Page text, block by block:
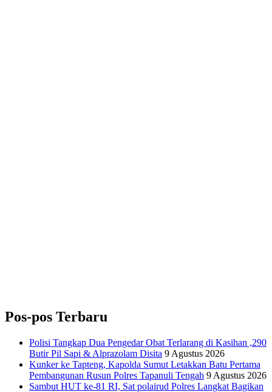
Pos-pos Terbaru
Polisi Tangkap Dua Pengedar Obat Terlarang di Kasihan ,290
Butir Pil Sapi & Alprazolam Disita 9 Agustus 2026
Kunker ke Tapteng, Kapolda Sumut Letakkan Batu Pertama
Pembangunan Rusun Polres Tapanuli Tengah 9 Agustus 2026
Sambut HUT ke-81 RI, Sat polairud Polres Langkat Bagikan